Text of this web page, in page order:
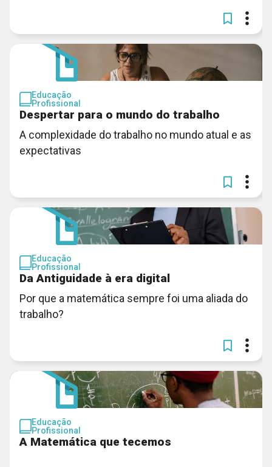
Educação
Profissional
Despertar para o mundo do trabalho
A complexidade do trabalho no mundo atual e as
expectativas
Educação
Profissional
Da Antiguidade à era digital
Por que a matemática sempre foi uma aliada do
trabalho?
Educação
Profissional
A Matemática que tecemos